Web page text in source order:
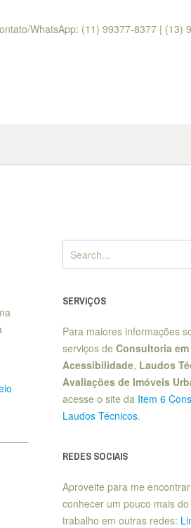
WhatsApp: (11) 99377-8377 | (13)
SERVIÇOS
Para maiores informações
serviços de Consultoria em
Acessibilidade, Laudos
Avaliações de Imóveis
acesse o site da Item 6
Laudos Técnicos.
REDES SOCIAIS
Aproveite para me
conhecer um pouco mais
trabalho em outras redes: